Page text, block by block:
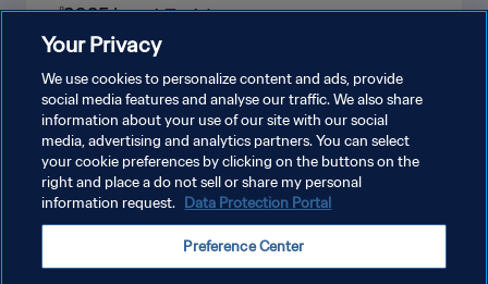
プ2025 | ハイライト
もっと見る
Your Privacy
We use cookies to personalize content and ads, provide
social media features and analyse our traffic. We also share
information about your use of our site with our social
media, advertising and analytics partners. You can select
your cookie preferences by clicking on the buttons on the
right and place a do not sell or share my personal
information request. Data Protection Portal
Preference Center